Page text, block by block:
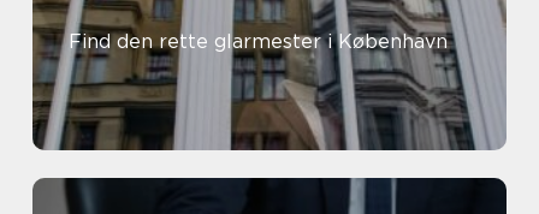
Find den rette glarmester i København